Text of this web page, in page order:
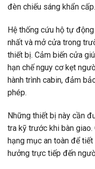
đèn chiếu sáng khẩn cấp.
Hệ thống cứu hộ tự
nhất và mở cửa trong
thiết bị. Cảm biến cửa
hạn chế nguy cơ kẹt
hành trình cabin, đảm
phép.
Những thiết bị này cần
tra kỹ trước khi bàn
hạng mục an toàn để
hưởng trực tiếp đến